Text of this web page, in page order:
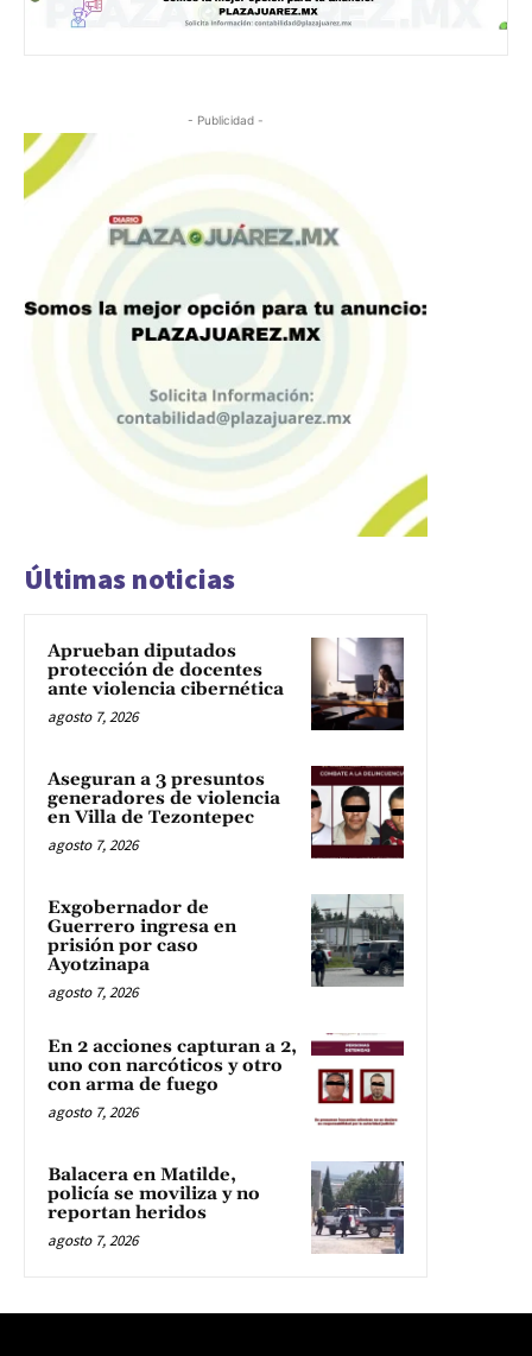
- Publicidad -
Últimas noticias
Aprueban diputados
protección de docentes
ante violencia cibernética
agosto 7, 2026
Aseguran a 3 presuntos
generadores de violencia
en Villa de Tezontepec
agosto 7, 2026
Exgobernador de
Guerrero ingresa en
prisión por caso
Ayotzinapa
agosto 7, 2026
En 2 acciones capturan a 2,
uno con narcóticos y otro
con arma de fuego
agosto 7, 2026
Balacera en Matilde,
policía se moviliza y no
reportan heridos
agosto 7, 2026